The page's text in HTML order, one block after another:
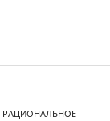
РАЦИОНАЛЬНОЕ